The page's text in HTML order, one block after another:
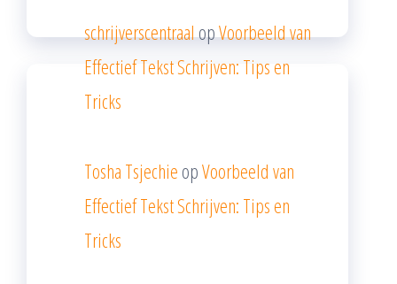
schrijverscentraalopVoorbeeld van
Effectief Tekst Schrijven: Tips en
Tricks
Tosha Tsjechie opVoorbeeld van
Effectief Tekst Schrijven: Tips en
Tricks